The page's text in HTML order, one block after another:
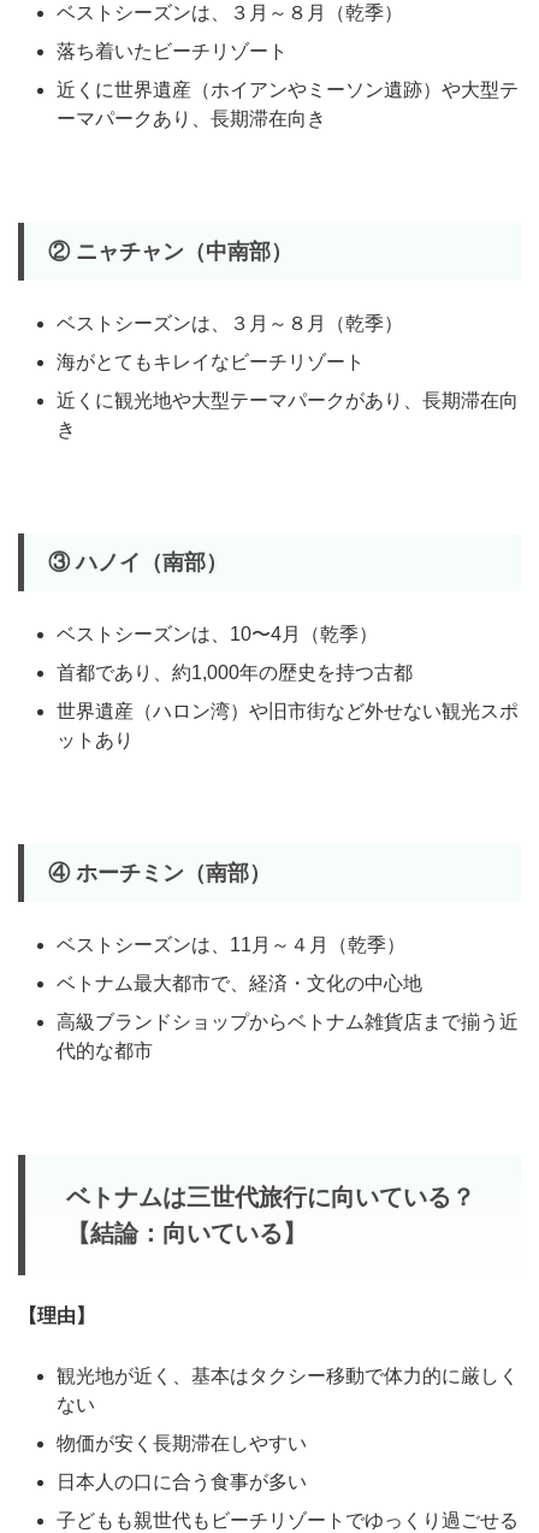
ベストシーズンは、３月～８月（乾季）
落ち着いたビーチリゾート
近くに世界遺産（ホイアンやミーソン遺跡）や大型テ
ーマパークあり、長期滞在向き
② ニャチャン（中南部）
ベストシーズンは、３月～８月（乾季）
海がとてもキレイなビーチリゾート
近くに観光地や大型テーマパークがあり、長期滞在向
き
③ ハノイ（南部）
ベストシーズンは、10〜4月（乾季）
首都であり、約1,000年の歴史を持つ古都
世界遺産（ハロン湾）や旧市街など外せない観光スポ
ットあり
④ ホーチミン（南部）
ベストシーズンは、11月～４月（乾季）
ベトナム最大都市で、経済・文化の中心地
高級ブランドショップからベトナム雑貨店まで揃う近
代的な都市
ベトナムは三世代旅行に向いている？
【結論：向いている】
【理由】
観光地が近く、基本はタクシー移動で体力的に厳しく
ない
物価が安く長期滞在しやすい
日本人の口に合う食事が多い
子どもも親世代もビーチリゾートでゆっくり過ごせる